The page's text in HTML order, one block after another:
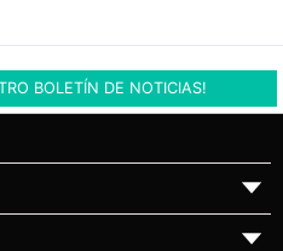
BOLETÍN DE NOTICIAS!
▼
▼